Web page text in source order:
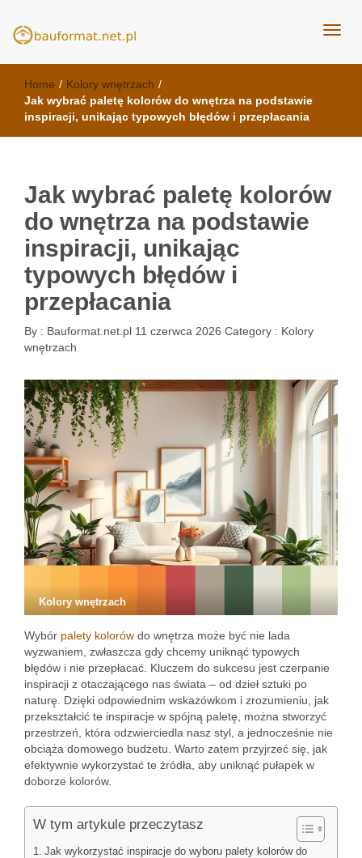
meble kuchenne Bauformat
Home / Kolory wnętrzach /
Jak wybrać paletę kolorów do wnętrza na podstawie
inspiracji, unikając typowych błędów i przepłacania
Jak wybrać paletę kolorów
do wnętrza na podstawie
inspiracji, unikając
typowych błędów i
przepłacania
By : Bauformat.net.pl 11 czerwca 2026 Category : Kolory
wnętrzach
Kolory wnętrzach
Wybór palety kolorów do wnętrza może być nie lada
wyzwaniem, zwłaszcza gdy chcemy uniknąć typowych
błędów i nie przepłacać. Kluczem do sukcesu jest czerpanie
inspiracji z otaczającego nas świata – od dzieł sztuki po
naturę. Dzięki odpowiednim wskazówkom i zrozumieniu, jak
przekształcić te inspiracje w spójną paletę, można stworzyć
przestrzeń, która odzwierciedla nasz styl, a jednocześnie nie
obciąża domowego budżetu. Warto zatem przyjrzeć się, jak
efektywnie wykorzystać te źródła, aby uniknąć pułapek w
doborze kolorów.
W tym artykule przeczytasz
Jak wykorzystać inspiracje do wyboru palety kolorów do